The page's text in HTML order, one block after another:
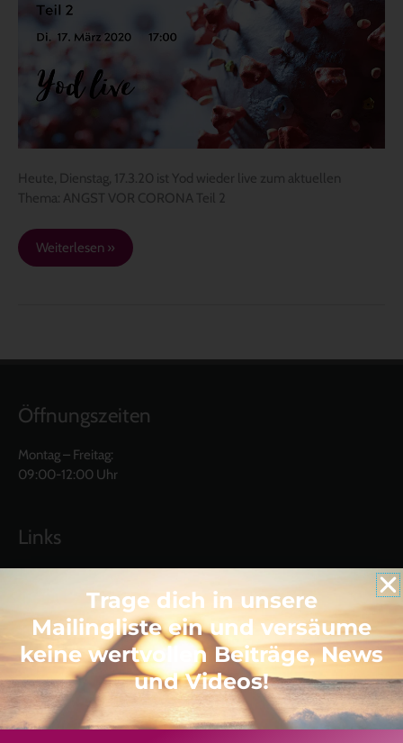
Heute, Dienstag, 17.3.20 ist Yod wieder live zum aktuellen
Thema: ANGST VOR CORONA Teil 2
Teil
2
Yod
live
Weiterlesen »
Öffnungszeiten
Montag – Freitag:
09:00-12:00 Uhr
Links
Castillo Moro
Casa Domingo
Abonniere unseren Youtube Kanal
Trage dich in unsere
Mailingliste ein und versäume
keine wertvollen Beiträge, News
und Videos!